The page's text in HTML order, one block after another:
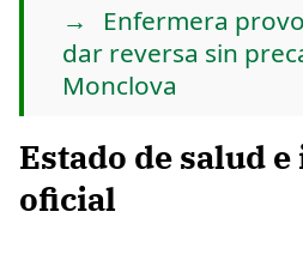
Enfermera
dar reversa sin
Monclova
Estado de salud
oficial